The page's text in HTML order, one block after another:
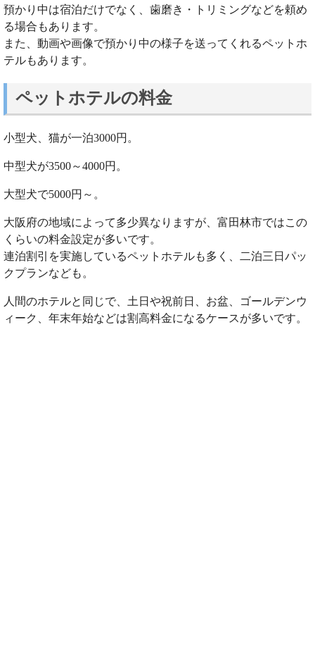
預かり中は宿泊だけでなく、歯磨き・トリミングなどを頼め
る場合もあります。
また、動画や画像で預かり中の様子を送ってくれるペットホ
テルもあります。
ペットホテルの料金
小型犬、猫が一泊3000円。
中型犬が3500～4000円。
大型犬で5000円～。
大阪府の地域によって多少異なりますが、富田林市ではこの
くらいの料金設定が多いです。
連泊割引を実施しているペットホテルも多く、二泊三日パッ
クプランなども。
人間のホテルと同じで、土日や祝前日、お盆、ゴールデンウ
ィーク、年末年始などは割高料金になるケースが多いです。